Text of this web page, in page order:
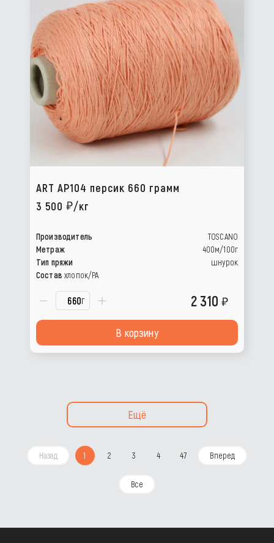
ART AP104 персик 660 грамм
3 500
/кг
Производитель
TOSCANO
Метраж
400м/100г
Тип пряжи
шнурок
Состав хлопок/РА
г 2 310
В корзину
Ещё
Назад 1 2 3 4 47 Вперед
Все